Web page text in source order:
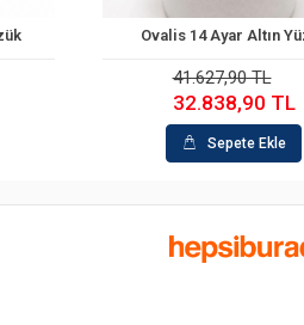
Sepete Ekle
Ovalis 14 Ayar Altın Yüzük